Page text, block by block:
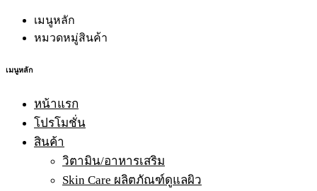
เมนูหลัก
หมวดหมู่สินค้า
เมนูหลัก
หน้าแรก
โปรโมชั่น
สินค้า
วิตามิน/อาหารเสริม
Skin Care ผลิตภัณฑ์ดูแลผิว